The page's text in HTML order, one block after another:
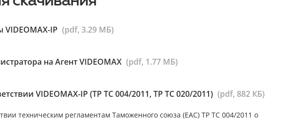
IP (pdf, 3.29 МБ)
на Агент VIDEOMAX (pdf, 1.77 МБ)
VIDEOMAX-IP (ТР ТС 004/2011, ТР ТС 020/2011) (pdf, 882 КБ)
техническим регламентам Таможенного союза (ЕАС) ТР ТС 004/2011 о